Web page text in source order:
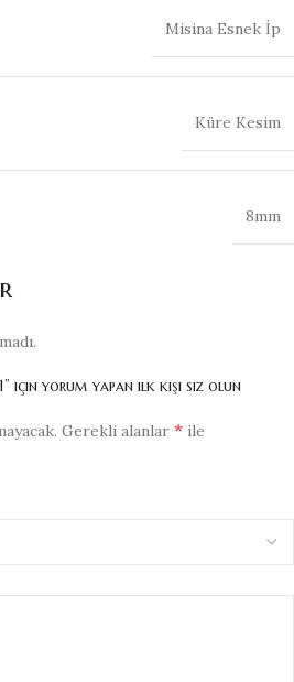
Misina Esnek İp
Küre Kesim
8mm
için yorum yapan ilk kişi siz olun
Gerekli alanlar * ile